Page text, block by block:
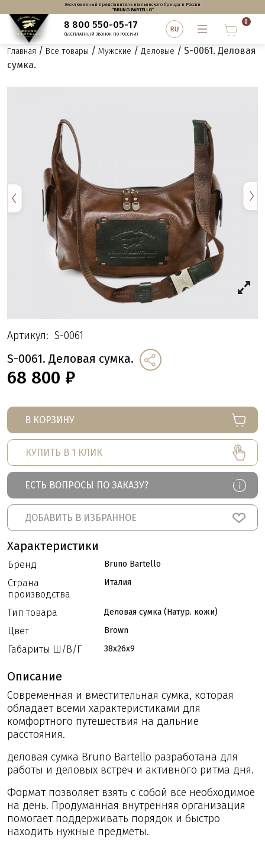
Эксклюзивный представитель итальянского бренда в России
“BRUNO BARTELLO”
8 800 550-05-17
(БЕСПЛАТНЫЙ ЗВОНОК ПО РОССИИ)
0
Главная / Все товары / Мужские / Деловые / S-0061. Деловая
сумка.
Артикул: S-0061
S-0061. Деловая сумка.
68 800 ₽
В КОРЗИНУ
КУПИТЬ В 1 КЛИК
ЕСТЬ ВОПРОСЫ ПО ЗАКАЗУ?
ДОБАВИТЬ В ИЗБРАННОЕ
Характеристики
Бренд Bruno Bartello
Страна
производства
Италия
Тип товара Деловая сумка (Натур. кожи)
Цвет Brown
Габариты Ш/В/Г 38x26x9
Описание
Современная и вместительная сумка, которая
обладает всеми характеристиками для
комфортного путешествия на дальние
расстояния.
деловая сумка Bruno Bartello разработана для
работы и деловых встреч и активного ритма дня.
Формат позволяет взять с собой всё необходимое
на день. Продуманная внутренняя организация
помогает поддерживать порядок и быстро
находить нужные предметы.